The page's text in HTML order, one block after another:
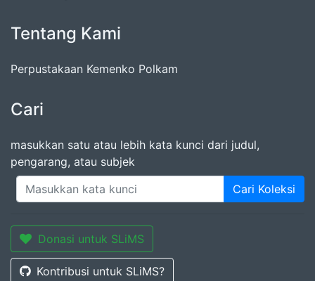
Tentang Kami
Perpustakaan Kemenko Polkam
Cari
masukkan satu atau lebih kata kunci dari judul,
pengarang, atau subjek
Cari Koleksi
Donasi untuk SLiMS
Kontribusi untuk SLiMS?